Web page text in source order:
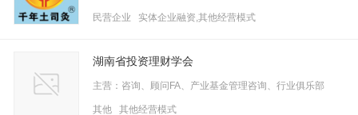
民营企业 实体企业融资,其他经营模式
湖南省投资理财学会
主营：咨询、顾问FA、产业基金管理咨询、行业俱乐部
其他 其他经营模式